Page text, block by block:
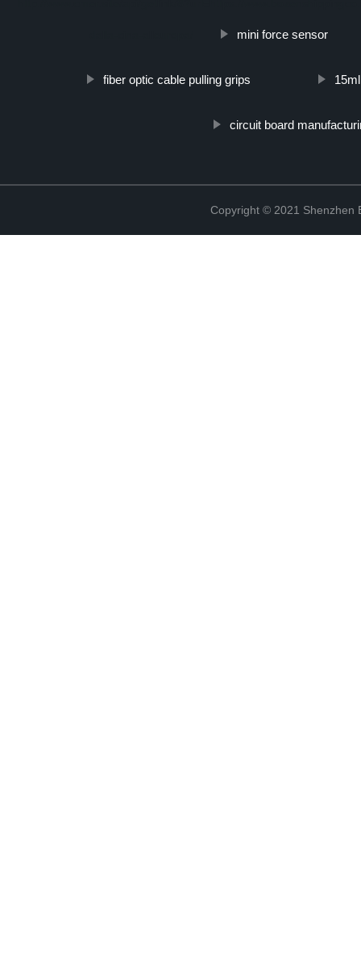
mini force sensor
fiber optic cable pulling grips
circuit board
Copyright © 2021 Shenzhen